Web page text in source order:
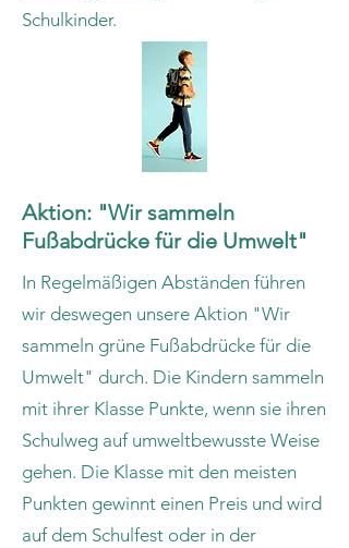
Schulkinder.
Aktion: "Wir sammeln
Fußabdrücke fürdie Umwelt"
In Regelmäßigen Abständen führen
wir deswegen unsere Aktion "Wir
sammeln grüne Fußabdrücke für die
Umwelt" durch. Die Kindern sammeln
mit ihrer Klasse Punkte, wenn sie ihren
Schulweg auf umweltbewusste Weise
gehen. Die Klasse mit den meisten
Punkten gewinnt einen Preis und wird
auf dem Schulfest oder in der